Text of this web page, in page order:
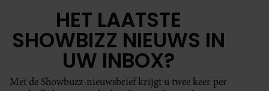
HET LAATSTE
SHOWBIZZ NIEUWS IN
UW INBOX?
Met de Showbuzz-nieuwsbrief krijgt u twee keer per